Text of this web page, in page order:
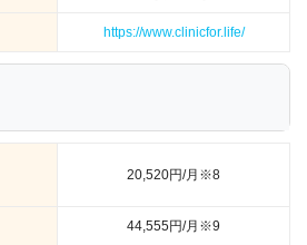
https://www.clinicfor.life/
20,520円/月※8
44,555円/月※9